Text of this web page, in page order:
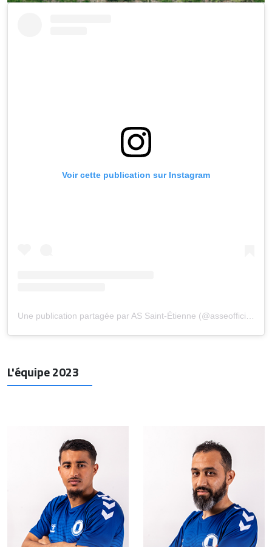
Voir cette publication sur Instagram
Une publication partagée par AS Saint-Étienne (@asseofficiel)
L'équipe 2023